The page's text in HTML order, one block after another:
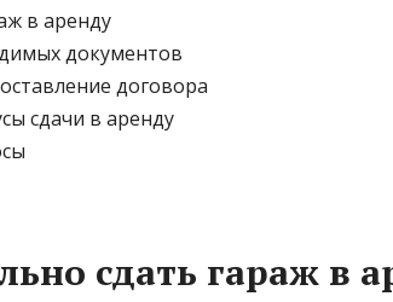
в аренду
документов
договора
сдачи в аренду
сдать гараж в